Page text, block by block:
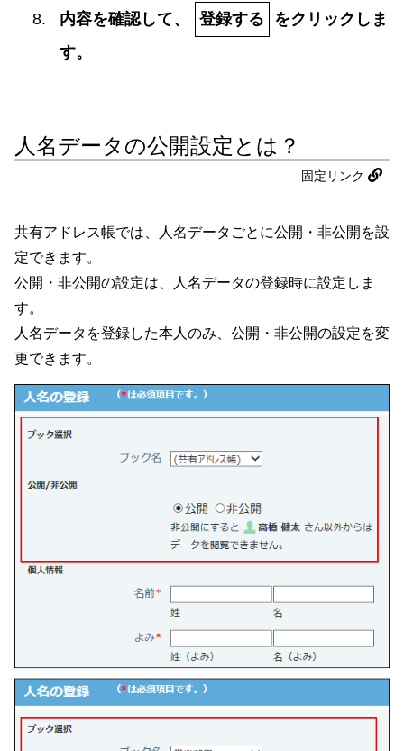
内容を確認して、 登録する
をクリックしま
す。
人名データの公開設定とは？
固定リンク
共有アドレス帳では、人名データごとに公開・非公開を設
定できます。
公開・非公開の設定は、人名データの登録時に設定しま
す。
人名データを登録した本人のみ、公開・非公開の設定を変
更できます。